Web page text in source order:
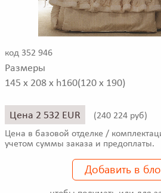
код 352 946
Размеры
145 x 208 x h160(120 x 190)
Цена 2 532 EUR (240 224 руб)
Цена в базовой отделке /
учетом суммы заказа и предоплаты.
Добавить в